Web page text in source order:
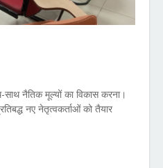
नैतिक मूल्यों का विकास करना।
नए नेतृत्वकर्ताओं को तैयार